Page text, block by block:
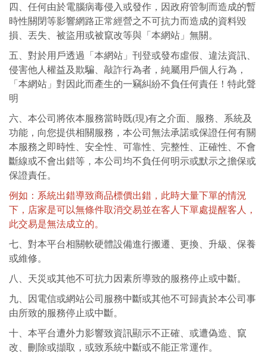
四、任何由於電腦病毒侵入或發作，因政府管制而造成的暫
時性關閉等影響網路正常經營之不可抗力而造成的資料毀
損、丟失、被盜用或被竄改等與「本網站」無關。
五、對於用戶透過「本網站」刊登或發布虛假、違法資訊、
侵害他人權益及欺騙、敲詐行為者，純屬用戶個人行為，
「本網站」對因此而產生的一竊糾紛不負任何責任！特此聲
明
六、 本公司將依本服務當時既(現)有之介面、服務、系統及
功能，向您提供相關服務，本公司無法承諾或保證任何有關
本服務之即時性、安全性、可靠性、完整性、正確性、不會
斷線或不會出錯等，本公司均不負任何明示或默示之擔保或
保證責任。
例如：系統出錯導致商品標價出錯，此時大量下單的情況
下，店家是可以無條件取消交易並在客人下單處提醒客人，
此交易是無法成立的。
七、對本平台相關軟硬體設備進行搬遷、更換、升級、保養
或維修。
八、天災或其他不可抗力因素所導致的服務停止或中斷。
九、因電信或網站公司服務中斷或其他不可歸責於本公司事
由所致的服務停止或中斷。
十、本平台遭外力影響致資訊顯示不正確、或遭偽造、竄
改、刪除或擷取，或致系統中斷或不能正常運作。